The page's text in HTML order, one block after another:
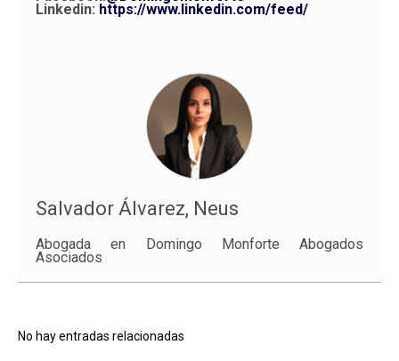
Linkedin: https://www.linkedin.com/feed/
Salvador Álvarez, Neus
Abogada en Domingo Monforte Abogados
Asociados
No hay entradas relacionadas